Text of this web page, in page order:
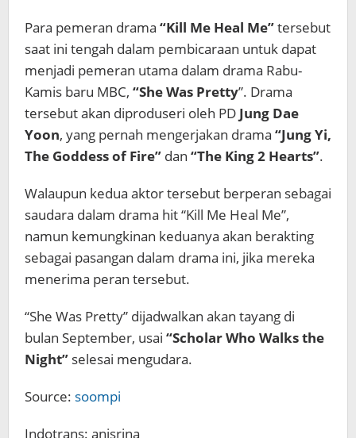
Para pemeran drama “Kill Me Heal Me”tersebut
saat ini tengah dalam pembicaraan untuk dapat
menjadi pemeran utama dalam drama Rabu-
Kamis baru MBC, “She Was Pretty”. Drama
tersebut akan diproduseri oleh PD Jung Dae
Yoon, yang pernah mengerjakan drama “Jung Yi,
The Goddess of Fire” dan “The King 2 Hearts”.
Walaupun kedua aktor tersebut berperan sebagai
saudara dalam drama hit “Kill Me Heal Me”,
namun kemungkinan keduanya akan berakting
sebagai pasangan dalam drama ini, jika mereka
menerima peran tersebut.
“She Was Pretty” dijadwalkan akan tayang di
bulan September, usai “Scholar Who Walks the
Night” selesai mengudara.
Source: soompi
Indotrans: anisrina